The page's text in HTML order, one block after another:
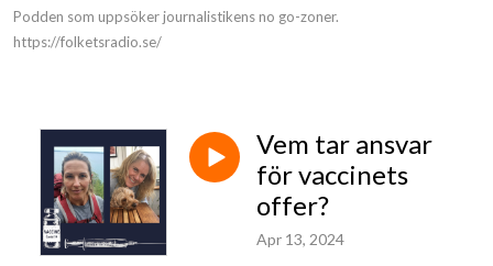
Podden som uppsöker journalistikens no go-zoner.
https://folketsradio.se/
Vem tar ansvar
för vaccinets
offer?
Apr 13, 2024